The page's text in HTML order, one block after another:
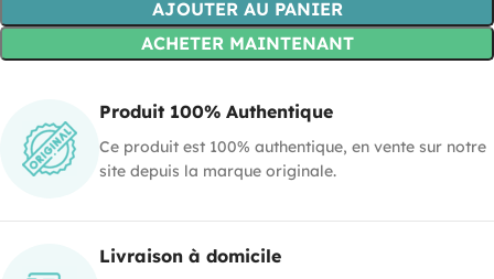
AJOUTER AU PANIER
ACHETER MAINTENANT
Produit 100% Authentique
Ce produit est 100% authentique, en vente sur notre
site depuis la marque originale.
Livraison à domicile